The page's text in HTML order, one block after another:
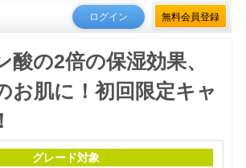
ログイン 無料会員登録
酸の2倍の保湿効果、
お肌に！初回限定キャ
グレード対象